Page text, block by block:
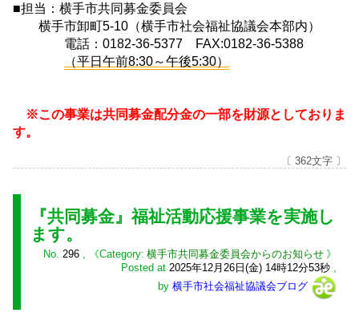
■担当：横手市共同募金委員会
横手市卸町5-10（横手市社会福祉協議会本部内）
電話：0182-36-5377 FAX:0182-36-5388
（平日午前8:30～午後5:30）
※この事業は共同募金配分金の一部を財源としておりま
す。
〔 362文字 〕
『共同募金』福祉活動応援事業を実施し
ます。
No. 296 ,
横手市共同募金委員会からのお知らせ
Posted at 2025年12月26日(金) 14時12分53秒 ,
by 横手市社会福祉協議会ブログ